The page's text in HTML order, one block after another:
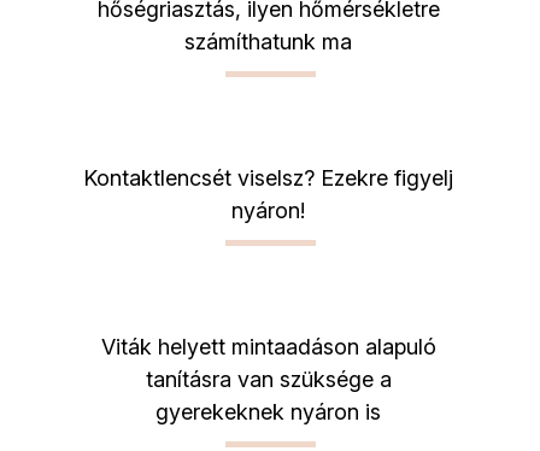
hőségriasztás, ilyen hőmérsékletre
számíthatunk ma
Kontaktlencsét viselsz? Ezekre figyelj
nyáron!
Viták helyett mintaadáson alapuló
tanításra van szüksége a
gyerekeknek nyáron is